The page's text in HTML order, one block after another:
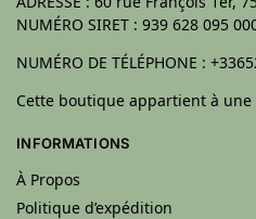
NUMÉRO SIRET : 939 628 095
NUMÉRO DE TÉLÉPHONE :
Cette boutique appartient à
INFORMATIONS
À Propos
Politique d’expédition